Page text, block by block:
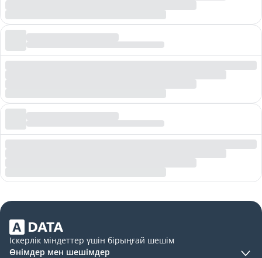
Іскерлік міндеттер үшін бірыңғай шешім
Өнімдер мен шешімдер